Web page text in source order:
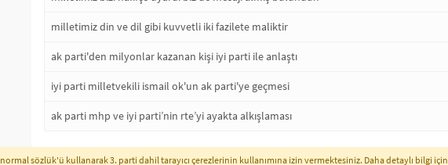
milletimiz din ve dil gibi kuvvetli iki fazilete maliktir
ak parti'den milyonlar kazanan kişi iyi parti ile anlaştı
iyi parti milletvekili ismail ok'un ak parti'ye geçmesi
ak parti mhp ve iyi parti’nin rte’yi ayakta alkışlaması
normal sözlük'ü kullanarak 3. parti dahil tarayıcı çerezlerinin kullanımına izin vermektesiniz. Daha detaylı bilgi için